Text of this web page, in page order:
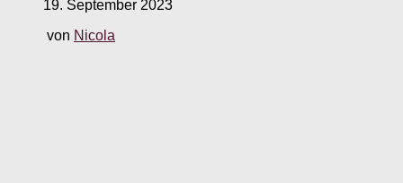
19. September 2023
von Nicola